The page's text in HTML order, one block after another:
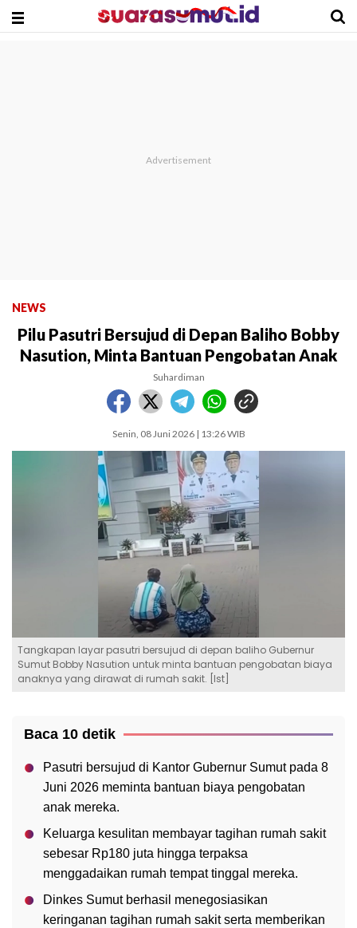
NEWS
Pilu Pasutri Bersujud di Depan Baliho Bobby
Nasution, Minta Bantuan Pengobatan Anak
Suhardiman
Senin, 08 Juni 2026 | 13:26 WIB
Tangkapan layar pasutri bersujud di depan baliho Gubernur
Sumut Bobby Nasution untuk minta bantuan pengobatan biaya
anaknya yang dirawat di rumah sakit. [Ist]
Baca 10 detik
Pasutri bersujud di Kantor Gubernur Sumut pada 8
Juni 2026 meminta bantuan biaya pengobatan
anak mereka.
Keluarga kesulitan membayar tagihan rumah sakit
sebesar Rp180 juta hingga terpaksa
menggadaikan rumah tempat tinggal mereka.
Dinkes Sumut berhasil menegosiasikan
keringanan tagihan rumah sakit serta memberikan